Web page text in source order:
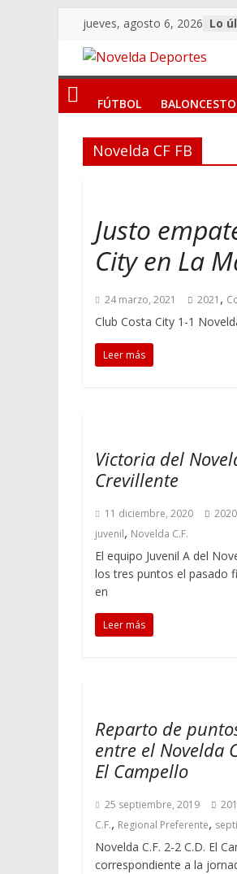
Saltar
contenido
jueves, agosto 6, 2026 Lo
Novelda
Pasión
FÚTBOL BALONCESTO
Novelda CF FB
Justo
City en La
24 marzo, 2021 2021 ,
Club Costa City 1-1
Leer más
Victoria del
Crevillente
11 diciembre, 2020 2020
juvenil, Novelda C.F.
El equipo Juvenil A del
los tres puntos el pasado
en
Leer más
Reparto de
entre el Novelda
El Campello
25 septiembre, 2019
C.F., Regional Preferente,
Novelda C.F. 2-2 C.D. El
correspondiente a la